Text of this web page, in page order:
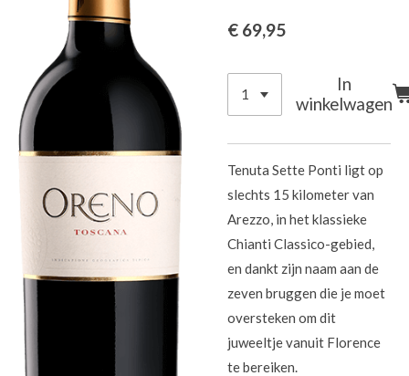
€ 69,95
In
winkelwagen
Tenuta Sette Ponti ligt op
slechts 15 kilometer van
Arezzo, in het klassieke
Chianti Classico-gebied,
en dankt zijn naam aan de
zeven bruggen die je moet
oversteken om dit
juweeltje vanuit Florence
te bereiken.